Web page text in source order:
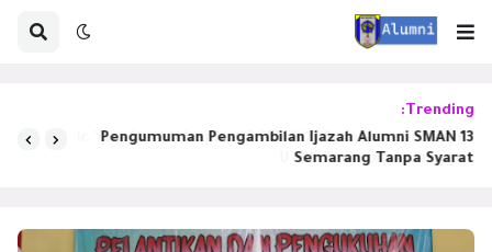
Trending:
Mr. Yan, Alumni Inspiratif SMAN 13 Semarang, Trainer
UTBK Penerbit Airlangga